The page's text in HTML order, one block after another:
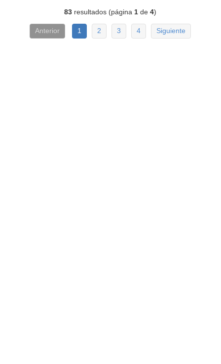
83 resultados (página 1 de4)
Anterior 1 2 3 4 Siguiente